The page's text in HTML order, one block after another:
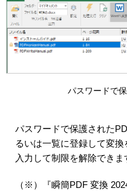
パスワードで
パスワードで保護された
るいは一覧に登録して変
入力して制限を解除できま
（※）『瞬簡PDF 変換